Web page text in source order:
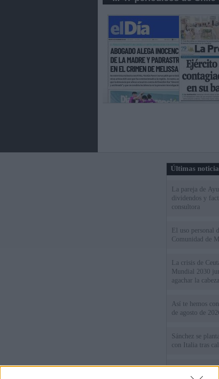
Últimas
La pareja de
dividendos y
consultora
El uso personal
Comunidad de
La crisis de
Mundial 2030
agachar la
Así te hemos
de agosto de
Sánchez se
con Italia tras
Los viajeros
Italia: “Es